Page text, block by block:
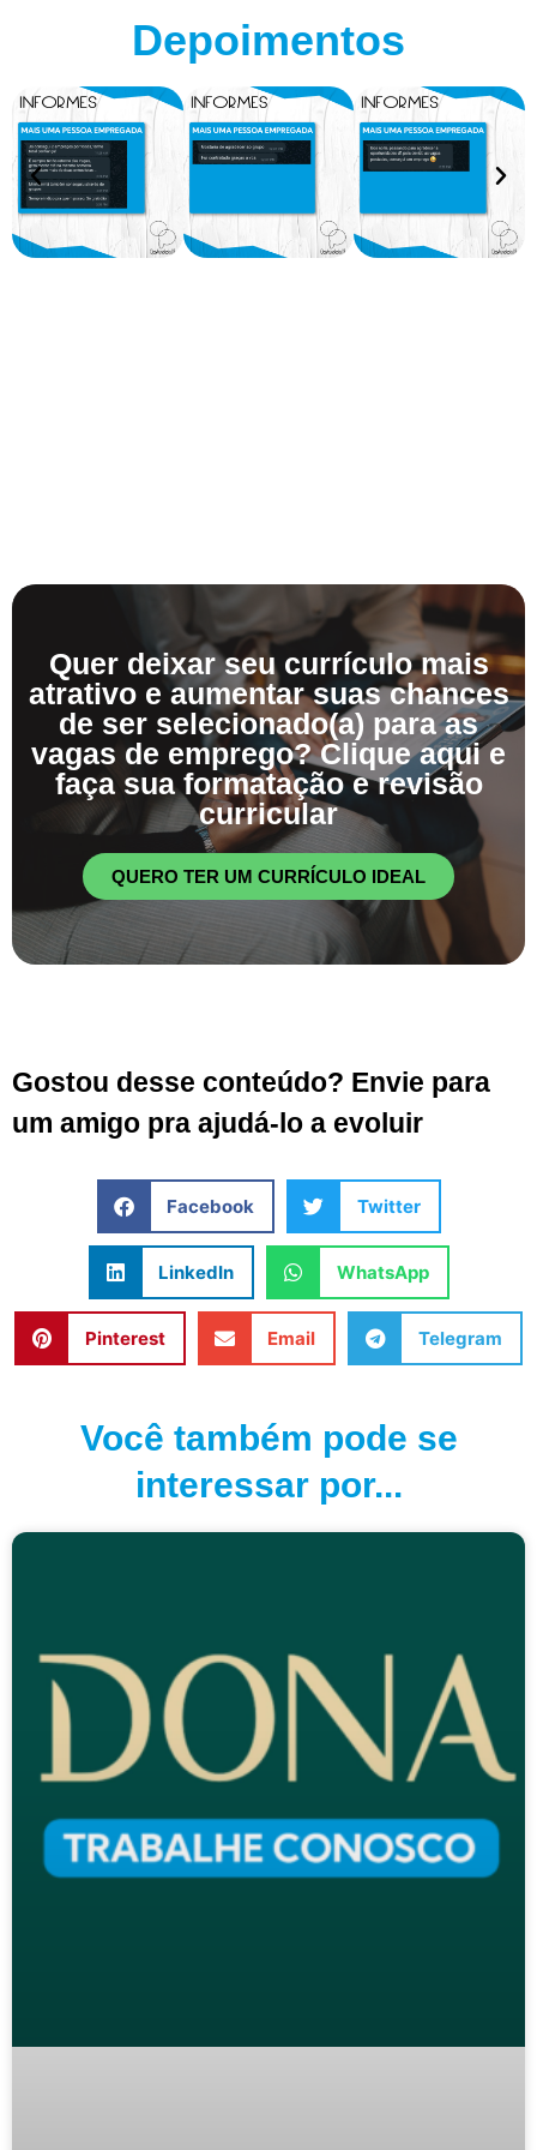
Depoimentos
Quer deixar seu currículo mais
atrativo e aumentar suas chances
de ser selecionado(a) para as
vagas de emprego? Clique aqui e
faça sua formatação e revisão
curricular
QUERO TER UM CURRÍCULO IDEAL
Gostou desse conteúdo? Envie para
um amigo pra ajudá-lo a evoluir
Facebook Twitter
LinkedIn WhatsApp
Pinterest Email Telegram
Você também pode se
interessar por...